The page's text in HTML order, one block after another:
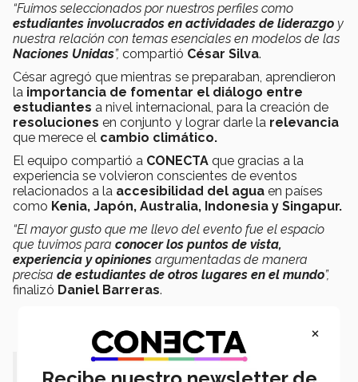
“Fuimos seleccionados por nuestros perfiles como
estudiantes involucrados en actividades de liderazgo y
nuestra relación con temas esenciales en modelos de las
Naciones Unidas”, compartió César Silva.
César agregó que mientras se preparaban, aprendieron
la importancia de fomentar el diálogo entre
estudiantes a nivel internacional, para la creación de
resoluciones en conjunto y lograr darle la relevancia
que merece el cambio climático.
El equipo compartió a CONECTA que gracias a la
experiencia se volvieron conscientes de eventos
relacionados a la accesibilidad del agua en países
como Kenia, Japón, Australia, Indonesia y Singapur.
“El mayor gusto que me llevo del evento fue el espacio
que tuvimos para conocer los puntos de vista,
experiencia y opiniones argumentadas de manera
precisa de estudiantes de otros lugares en el mundo”,
finalizó Daniel Barreras.
“El mayor gusto que me llevo fue el
×